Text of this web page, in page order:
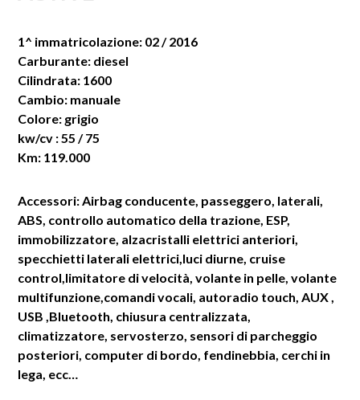
1^ immatricolazione: 02 / 2016
Carburante: diesel
Cilindrata: 1600
Cambio: manuale
Colore: grigio
kw/cv : 55 / 75
Km: 119.000
Accessori: Airbag conducente, passeggero, laterali,
ABS, controllo automatico della trazione, ESP,
immobilizzatore, alzacristalli elettrici anteriori,
specchietti laterali elettrici,luci diurne, cruise
control,limitatore di velocità, volante in pelle, volante
multifunzione,comandi vocali, autoradio touch, AUX ,
USB ,Bluetooth, chiusura centralizzata,
climatizzatore, servosterzo, sensori di parcheggio
posteriori, computer di bordo, fendinebbia, cerchi in
lega, ecc…